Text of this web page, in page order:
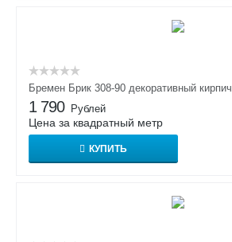
Бремен Брик 308-90 декоративный кирпич
1 790 Рублей
Цена за квадратный метр
КУПИТЬ